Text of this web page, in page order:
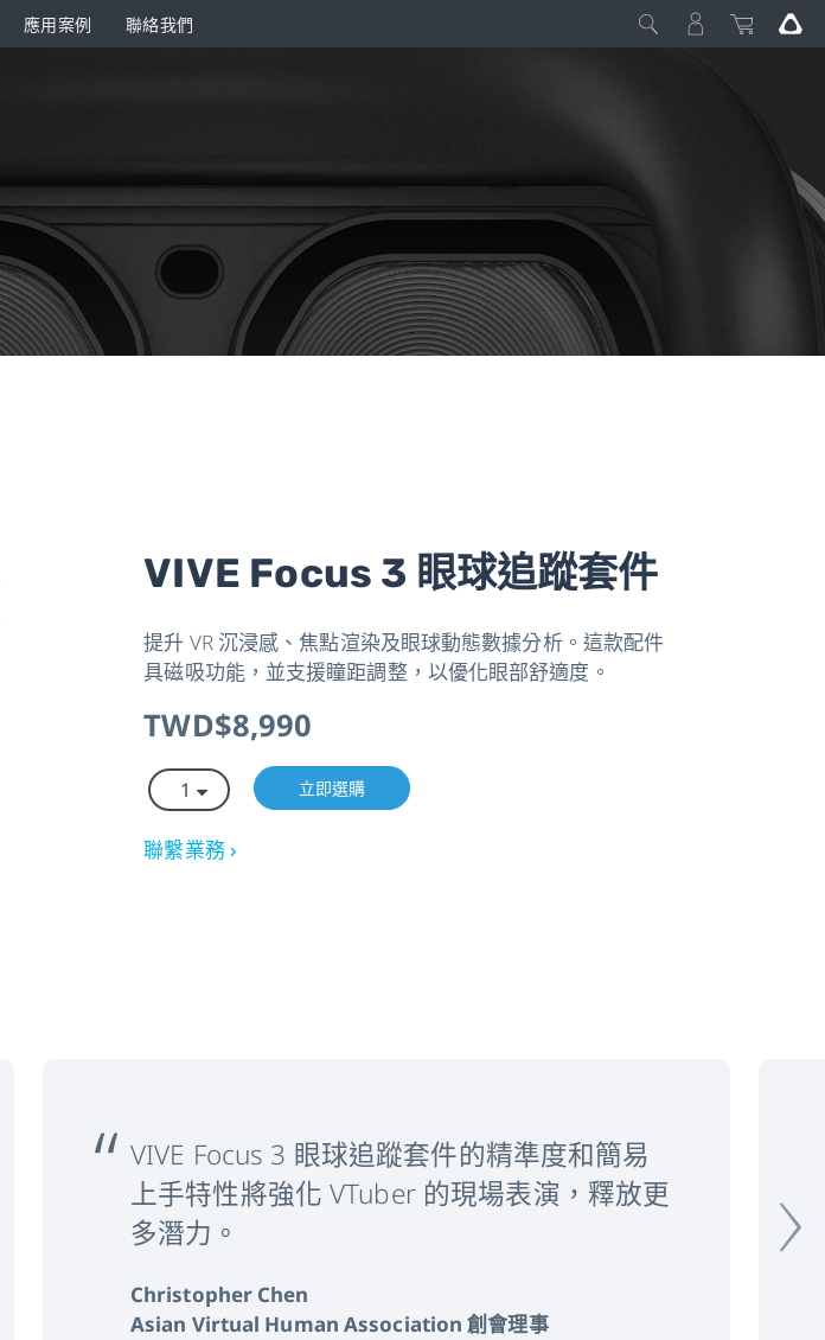
應用案例 聯絡我們
VIVE Focus 3 眼球追蹤套件
提升 VR 沉浸感、焦點渲染及眼球動態數據分析。這款配件
具磁吸功能，並支援瞳距調整，以優化眼部舒適度。
TWD$8,990
立即選購
聯繫業務 ›
VIVE Focus 3 眼球追蹤套件的精準度和簡易
上手特性將強化 VTuber 的現場表演，釋放更
多潛力。
Christopher Chen
Asian Virtual Human Association 創會理事
›